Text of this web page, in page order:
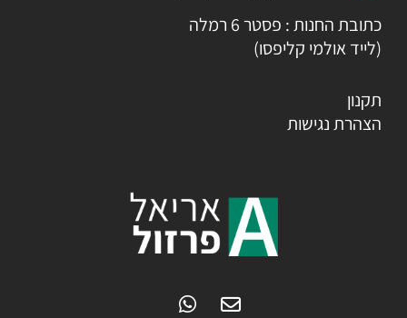
כתובת החנות : פסטר 6 רמלה
(לייד אולמי קליפסו)
תקנון
הצהרת נגישות